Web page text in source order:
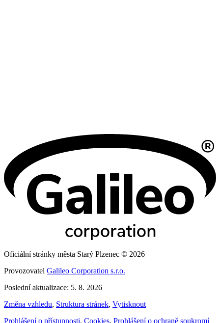
Oficiální stránky města Starý Plzenec © 2026
Provozovatel Galileo Corporation s.r.o.
Poslední aktualizace: 5. 8. 2026
Změna vzhledu, Struktura stránek, Vytisknout
Prohlášení o přístupnosti, Cookies, Prohlášení o ochraně soukromí